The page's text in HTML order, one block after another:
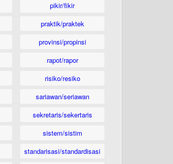
pikir/fikir
praktik/praktek
provinsi/propinsi
rapot/rapor
risiko/resiko
sariawan/seriawan
sekretaris/sekertaris
sistem/sistim
standarisasi/standardisasi